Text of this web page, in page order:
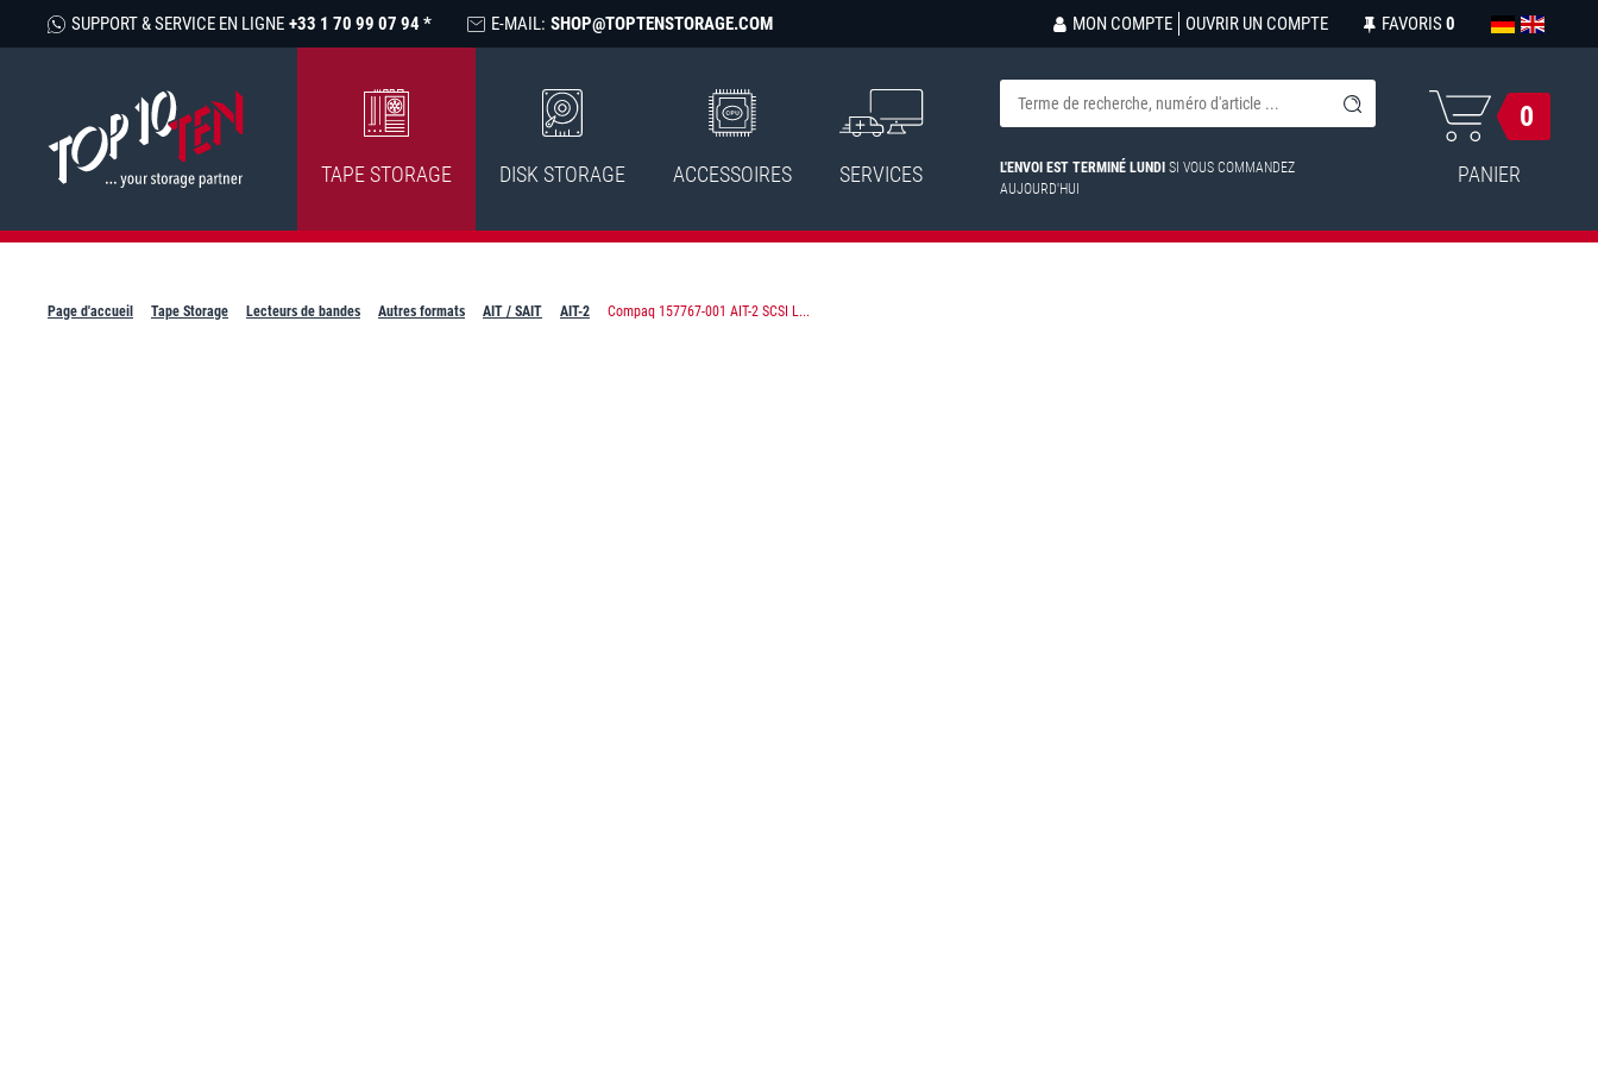
SUPPORT & SERVICE EN LIGNE +33 1 70 99 07 94 * E-MAIL: SHOP@TOPTENSTORAGE.COM MON COMPTE OUVRIR UN COMPTE FAVORIS 0
TAPE STORAGE DISK STORAGE ACCESSOIRES SERVICES L'ENVOI EST TERMINÉ LUNDI SI VOUS COMMANDEZ
AUJOURD'HUI
0
PANIER
Page d'accueil Tape Storage Lecteurs de bandes Autres formats AIT / SAIT AIT-2 Compaq 157767-001 AIT-2 SCSI L...